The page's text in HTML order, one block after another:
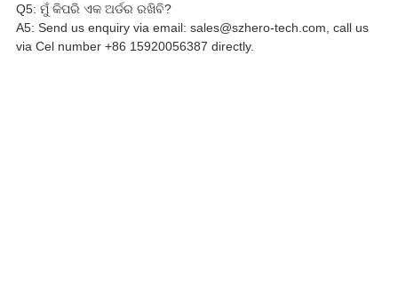
Q5: ମୁଁ କିପରି ଏକ ଅର୍ଡର ରଖିବି?
A5: Send us enquiry via email: sales@szhero-tech.com, call us
via Cel number +86 15920056387 directly.